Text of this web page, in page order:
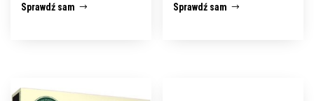
Sprawdź sam Sprawdź sam